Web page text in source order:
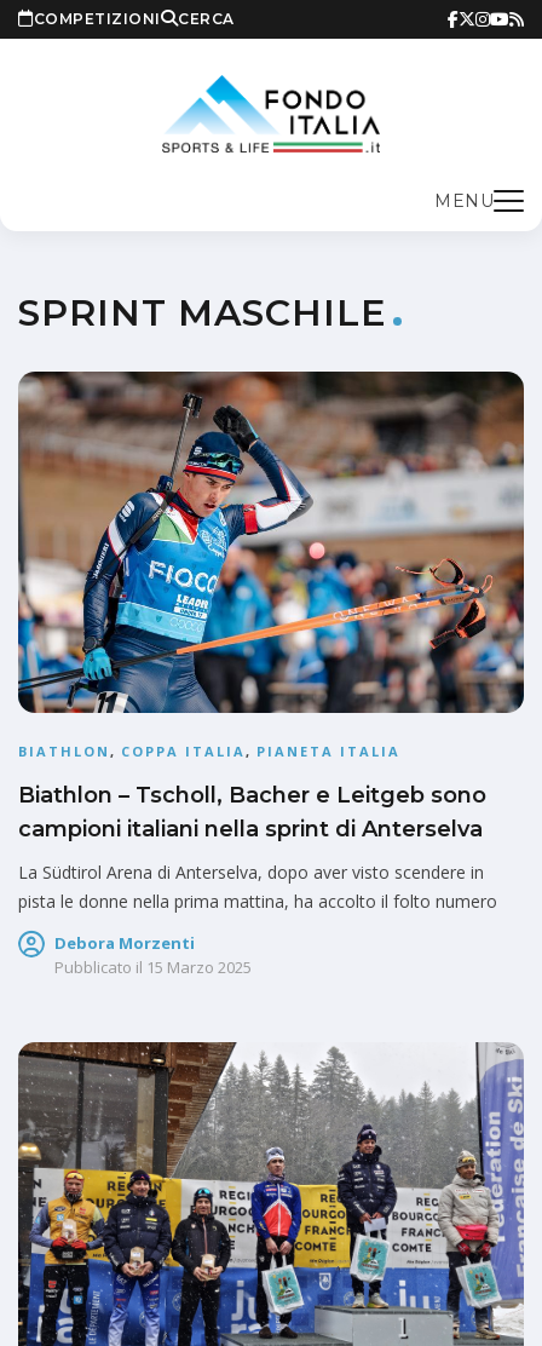
COMPETIZIONI CERCA
MENU
SPRINT MASCHILE
BIATHLON , COPPA ITALIA, PIANETA ITALIA
Biathlon – Tscholl, Bacher e Leitgeb sono
campioni italiani nella sprint di Anterselva
La Südtirol Arena di Anterselva, dopo aver visto scendere in
pista le donne nella prima mattina, ha accolto il folto numero
Debora Morzenti
Pubblicato il 15 Marzo 2025